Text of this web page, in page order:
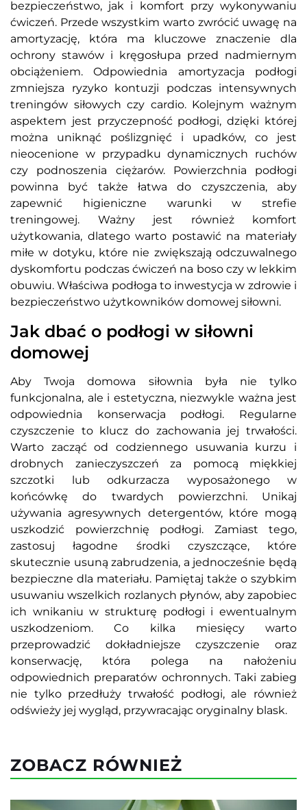
bezpieczeństwo, jak i komfort przy wykonywaniu
ćwiczeń. Przede wszystkim warto zwrócić uwagę na
amortyzację, która ma kluczowe znaczenie dla
ochrony stawów i kręgosłupa przed nadmiernym
obciążeniem. Odpowiednia amortyzacja podłogi
zmniejsza ryzyko kontuzji podczas intensywnych
treningów siłowych czy cardio. Kolejnym ważnym
aspektem jest przyczepność podłogi, dzięki której
można uniknąć poślizgnięć i upadków, co jest
nieocenione w przypadku dynamicznych ruchów
czy podnoszenia ciężarów. Powierzchnia podłogi
powinna być także łatwa do czyszczenia, aby
zapewnić higieniczne warunki w strefie
treningowej. Ważny jest również komfort
użytkowania, dlatego warto postawić na materiały
miłe w dotyku, które nie zwiększają odczuwalnego
dyskomfortu podczas ćwiczeń na boso czy w lekkim
obuwiu. Właściwa podłoga to inwestycja w zdrowie i
bezpieczeństwo użytkowników domowej siłowni.
Jak dbać o podłogi w siłowni
domowej
Aby Twoja domowa siłownia była nie tylko
funkcjonalna, ale i estetyczna, niezwykle ważna jest
odpowiednia konserwacja podłogi. Regularne
czyszczenie to klucz do zachowania jej trwałości.
Warto zacząć od codziennego usuwania kurzu i
drobnych zanieczyszczeń za pomocą miękkiej
szczotki lub odkurzacza wyposażonego w
końcówkę do twardych powierzchni. Unikaj
używania agresywnych detergentów, które mogą
uszkodzić powierzchnię podłogi. Zamiast tego,
zastosuj łagodne środki czyszczące, które
skutecznie usuną zabrudzenia, a jednocześnie będą
bezpieczne dla materiału. Pamiętaj także o szybkim
usuwaniu wszelkich rozlanych płynów, aby zapobiec
ich wnikaniu w strukturę podłogi i ewentualnym
uszkodzeniom. Co kilka miesięcy warto
przeprowadzić dokładniejsze czyszczenie oraz
konserwację, która polega na nałożeniu
odpowiednich preparatów ochronnych. Taki zabieg
nie tylko przedłuży trwałość podłogi, ale również
odświeży jej wygląd, przywracając oryginalny blask.
ZOBACZ RÓWNIEŻ